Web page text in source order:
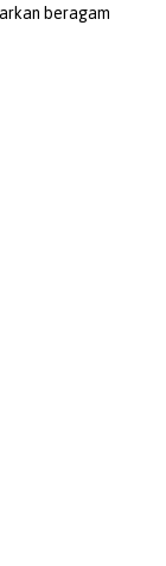
beragam